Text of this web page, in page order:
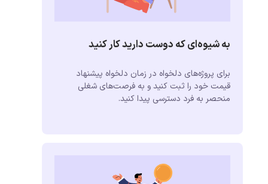
به شیوه‌ای که دوست دارید کار کنید
برای پروژه‌های دلخواه در زمان دلخواه پیشنهاد
قیمت خود را ثبت کنید و به فرصت‌های شغلی
منحصر به فرد دسترسی پیدا کنید.